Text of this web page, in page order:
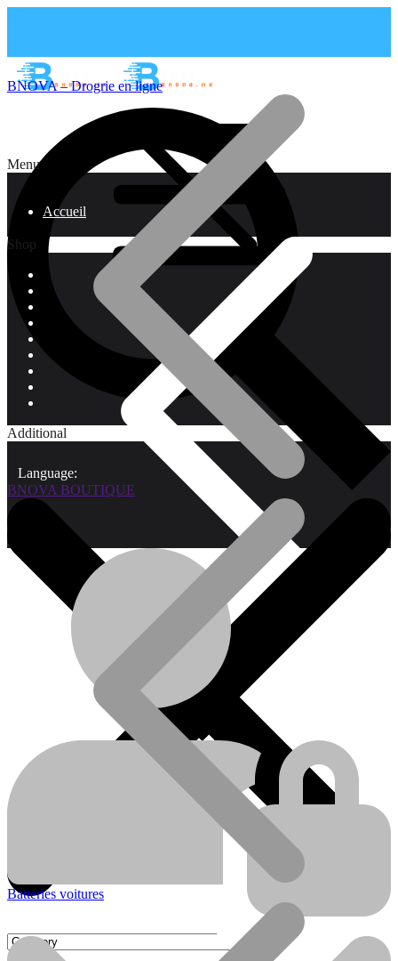
Menu
Accueil
Qui sommes-nous?
Shop
Additional
Language:
BNOVA – Drogrie en ligne
BNOVA BOUTIQUE
Batteries voitures